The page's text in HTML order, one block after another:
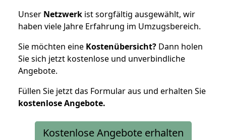
Unser Netzwerk ist sorgfältig ausgewählt, wir
haben viele Jahre Erfahrung im Umzugsbereich.
Sie möchten eine Kostenübersicht? Dann holen
Sie sich jetzt kostenlose und unverbindliche
Angebote.
Füllen Sie jetzt das Formular aus und erhalten Sie
kostenloseAngebote.
Kostenlose Angebote erhalten